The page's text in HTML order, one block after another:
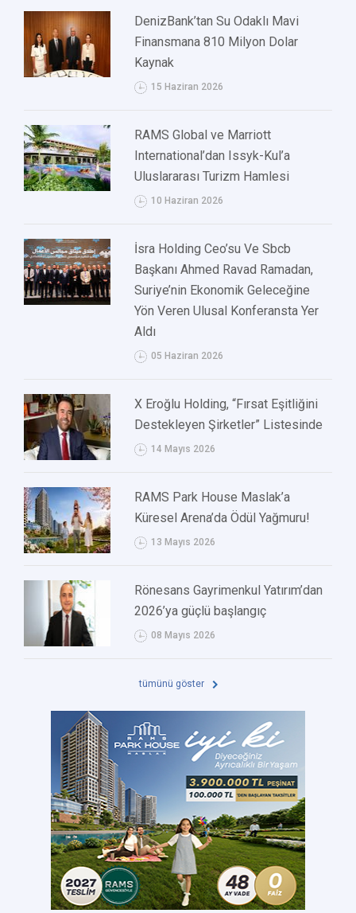
DenizBank’tan Su Odaklı Mavi
Finansmana 810 Milyon Dolar
Kaynak
15 Haziran 2026
RAMS Global ve Marriott
International’dan Issyk-Kul’a
Uluslararası Turizm Hamlesi
10 Haziran 2026
İsra Holding Ceo’su Ve Sbcb
Başkanı Ahmed Ravad Ramadan,
Suriye’nin Ekonomik Geleceğine
Yön Veren Ulusal Konferansta Yer
Aldı
05 Haziran 2026
X Eroğlu Holding, “Fırsat Eşitliğini
Destekleyen Şirketler” Listesinde
14 Mayıs 2026
RAMS Park House Maslak’a
Küresel Arena’da Ödül Yağmuru!
13 Mayıs 2026
Rönesans Gayrimenkul Yatırım’dan
2026’ya güçlü başlangıç
08 Mayıs 2026
tümünü göster